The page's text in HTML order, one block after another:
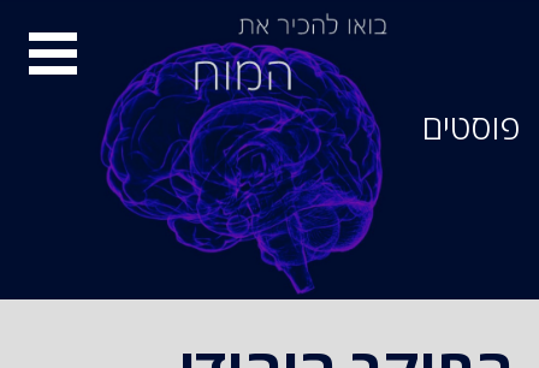
פוסטים